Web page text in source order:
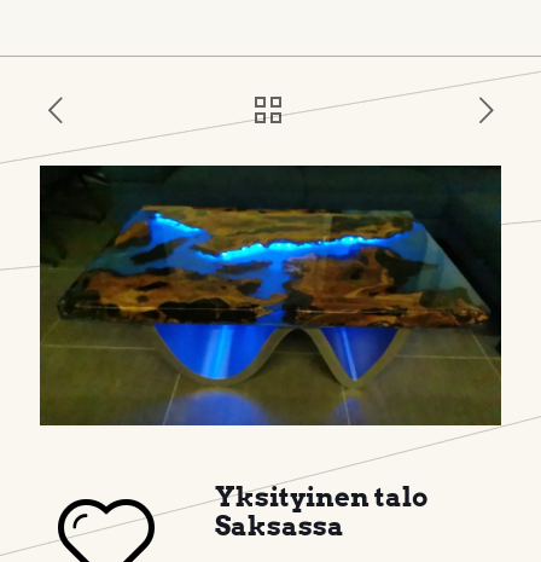
Yksityinen talo
Saksassa